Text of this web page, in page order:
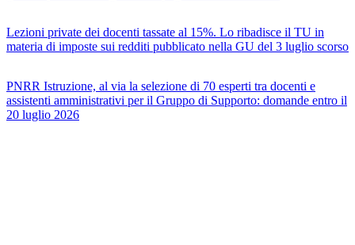
Lezioni private dei docenti tassate al 15%. Lo ribadisce il TU in
materia di imposte sui redditi pubblicato nella GU del 3 luglio scorso
PNRR Istruzione, al via la selezione di 70 esperti tra docenti e
assistenti amministrativi per il Gruppo di Supporto: domande entro il
20 luglio 2026